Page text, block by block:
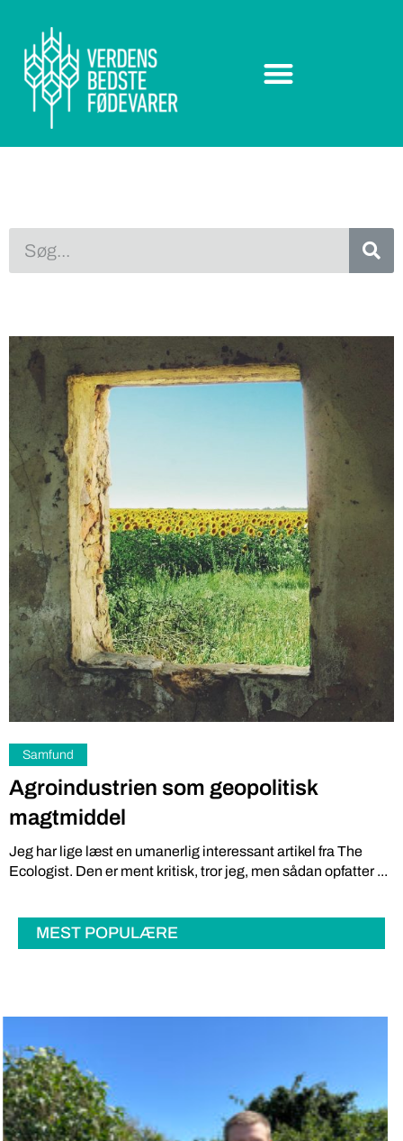
Samfund
Agroindustrien som geopolitisk
magtmiddel
Jeg har lige læst en umanerlig interessant artikel fra The
Ecologist. Den er ment kritisk, tror jeg, men sådan opfatter ...
MEST POPULÆRE